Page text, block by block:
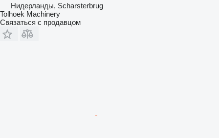
Нидерланды, Scharsterbrug
Tolhoek Machinery
Связаться с продавцом